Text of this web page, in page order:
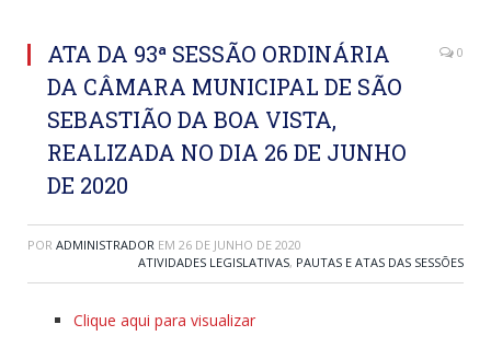
ATA DA 93ª SESSÃO ORDINÁRIA
DA CÂMARA MUNICIPAL DE SÃO
SEBASTIÃO DA BOA VISTA,
REALIZADA NO DIA 26 DE JUNHO
DE 2020
0
POR ADMINISTRADOR EM 26 DE JUNHO DE 2020
ATIVIDADES LEGISLATIVAS, PAUTAS E ATAS DAS SESSÕES
Clique aqui para visualizar